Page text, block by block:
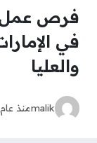
فرص عمل
في
والعليا
malikمنذ